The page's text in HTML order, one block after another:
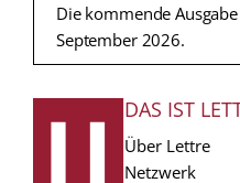
Die kommende
September 2026.
FUSSZEILE
DAS IST
Über Lettre
Netzwerk